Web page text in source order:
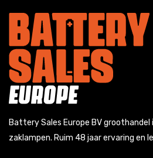
Battery Sales Europe BV
zaklampen. Ruim 48 jaar ervaring en